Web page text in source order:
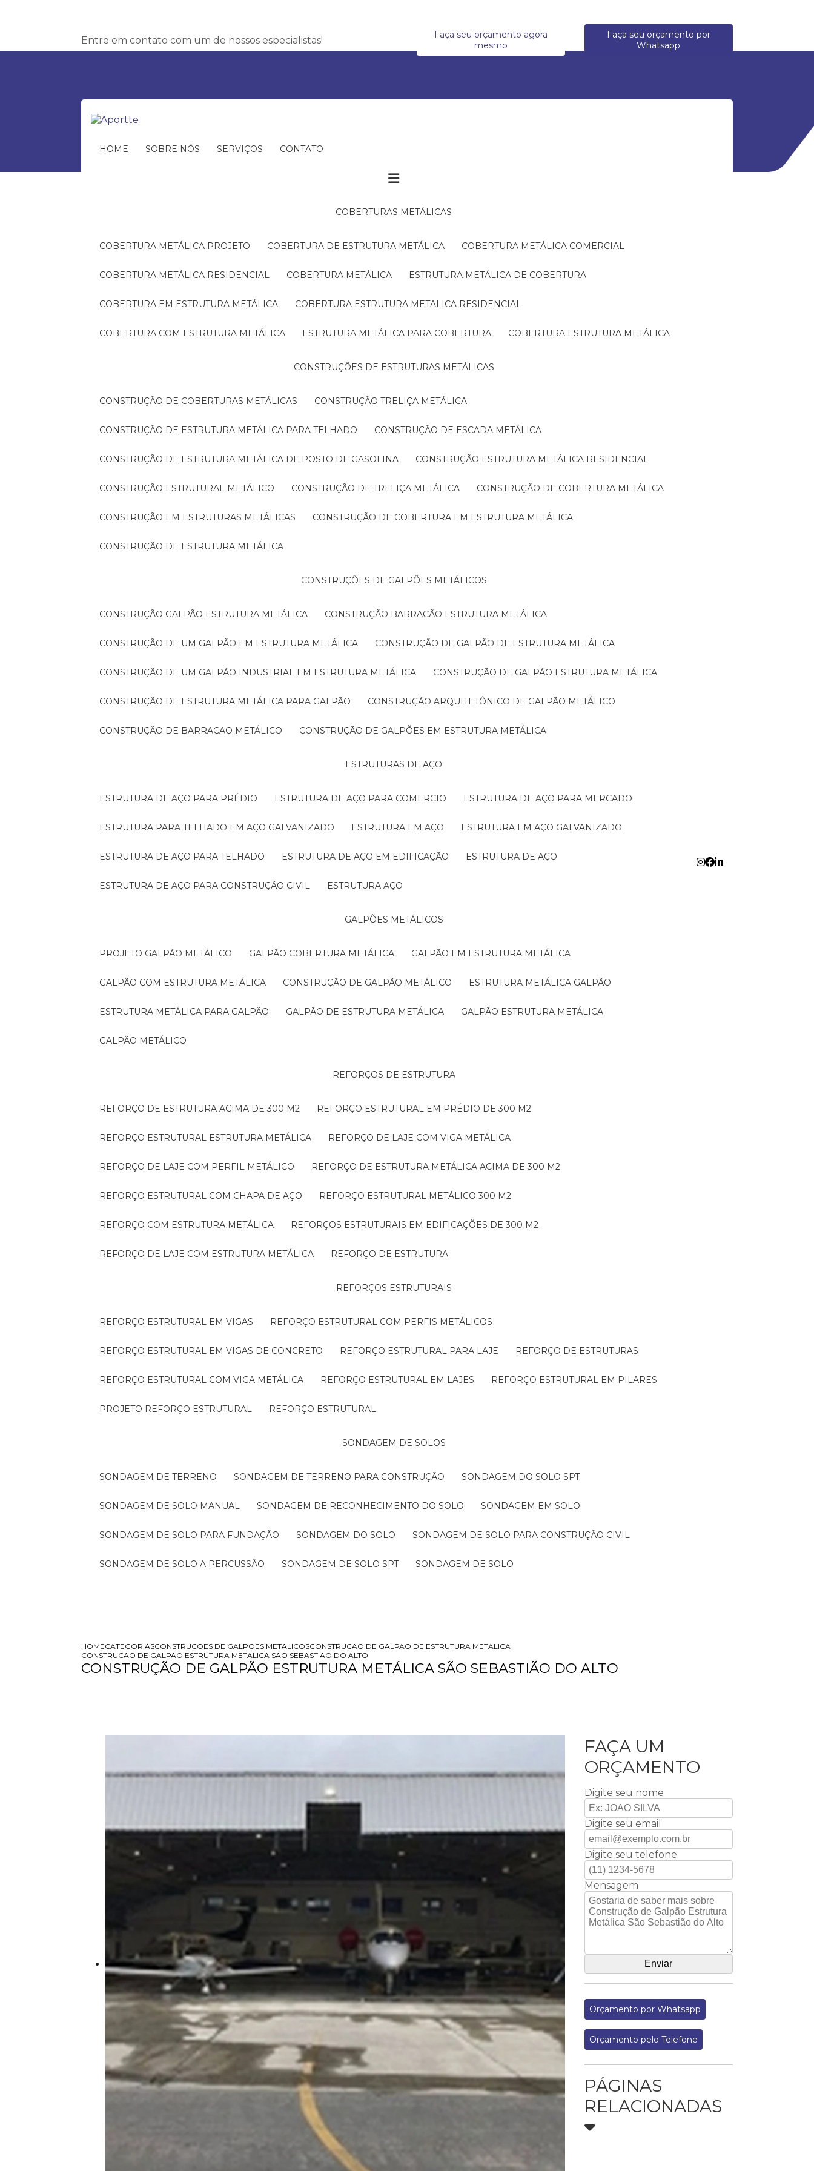
Entre em contato com um de nossos especialistas!
Faça seu orçamento agora
mesmo
Faça seu orçamento por
Whatsapp
HOME SOBRE NÓS SERVIÇOS CONTATO
COBERTURAS METÁLICAS
COBERTURA METÁLICA PROJETO COBERTURA DE ESTRUTURA METÁLICA COBERTURA METÁLICA COMERCIAL
COBERTURA METÁLICA RESIDENCIAL COBERTURA METÁLICA ESTRUTURA METÁLICA DE COBERTURA
COBERTURA EM ESTRUTURA METÁLICA COBERTURA ESTRUTURA METALICA RESIDENCIAL
COBERTURA COM ESTRUTURA METÁLICA ESTRUTURA METÁLICA PARA COBERTURA COBERTURA ESTRUTURA METÁLICA
CONSTRUÇÕES DE ESTRUTURAS METÁLICAS
CONSTRUÇÃO DE COBERTURAS METÁLICAS CONSTRUÇÃO TRELIÇA METÁLICA
CONSTRUÇÃO DE ESTRUTURA METÁLICA PARA TELHADO CONSTRUÇÃO DE ESCADA METÁLICA
CONSTRUÇÃO DE ESTRUTURA METÁLICA DE POSTO DE GASOLINA CONSTRUÇÃO ESTRUTURA METÁLICA RESIDENCIAL
CONSTRUÇÃO ESTRUTURAL METÁLICO CONSTRUÇÃO DE TRELIÇA METÁLICA CONSTRUÇÃO DE COBERTURA METÁLICA
CONSTRUÇÃO EM ESTRUTURAS METÁLICAS CONSTRUÇÃO DE COBERTURA EM ESTRUTURA METÁLICA
CONSTRUÇÃO DE ESTRUTURA METÁLICA
CONSTRUÇÕES DE GALPÕES METÁLICOS
CONSTRUÇÃO GALPÃO ESTRUTURA METÁLICA CONSTRUÇÃO BARRACÃO ESTRUTURA METÁLICA
CONSTRUÇÃO DE UM GALPÃO EM ESTRUTURA METÁLICA CONSTRUÇÃO DE GALPÃO DE ESTRUTURA METÁLICA
CONSTRUÇÃO DE UM GALPÃO INDUSTRIAL EM ESTRUTURA METÁLICA CONSTRUÇÃO DE GALPÃO ESTRUTURA METÁLICA
CONSTRUÇÃO DE ESTRUTURA METÁLICA PARA GALPÃO CONSTRUÇÃO ARQUITETÔNICO DE GALPÃO METÁLICO
CONSTRUÇÃO DE BARRACAO METÁLICO CONSTRUÇÃO DE GALPÕES EM ESTRUTURA METÁLICA
ESTRUTURAS DE AÇO
ESTRUTURA DE AÇO PARA PRÉDIO ESTRUTURA DE AÇO PARA COMERCIO ESTRUTURA DE AÇO PARA MERCADO
ESTRUTURA PARA TELHADO EM AÇO GALVANIZADO ESTRUTURA EM AÇO ESTRUTURA EM AÇO GALVANIZADO
ESTRUTURA DE AÇO PARA TELHADO ESTRUTURA DE AÇO EM EDIFICAÇÃO ESTRUTURA DE AÇO
ESTRUTURA DE AÇO PARA CONSTRUÇÃO CIVIL ESTRUTURA AÇO
GALPÕES METÁLICOS
PROJETO GALPÃO METÁLICO GALPÃO COBERTURA METÁLICA GALPÃO EM ESTRUTURA METÁLICA
GALPÃO COM ESTRUTURA METÁLICA CONSTRUÇÃO DE GALPÃO METÁLICO ESTRUTURA METÁLICA GALPÃO
ESTRUTURA METÁLICA PARA GALPÃO GALPÃO DE ESTRUTURA METÁLICA GALPÃO ESTRUTURA METÁLICA
GALPÃO METÁLICO
REFORÇOS DE ESTRUTURA
REFORÇO DE ESTRUTURA ACIMA DE 300 M2 REFORÇO ESTRUTURAL EM PRÉDIO DE 300 M2
REFORÇO ESTRUTURAL ESTRUTURA METÁLICA REFORÇO DE LAJE COM VIGA METÁLICA
REFORÇO DE LAJE COM PERFIL METÁLICO REFORÇO DE ESTRUTURA METÁLICA ACIMA DE 300 M2
REFORÇO ESTRUTURAL COM CHAPA DE AÇO REFORÇO ESTRUTURAL METÁLICO 300 M2
REFORÇO COM ESTRUTURA METÁLICA REFORÇOS ESTRUTURAIS EM EDIFICAÇÕES DE 300 M2
REFORÇO DE LAJE COM ESTRUTURA METÁLICA REFORÇO DE ESTRUTURA
REFORÇOS ESTRUTURAIS
REFORÇO ESTRUTURAL EM VIGAS REFORÇO ESTRUTURAL COM PERFIS METÁLICOS
REFORÇO ESTRUTURAL EM VIGAS DE CONCRETO REFORÇO ESTRUTURAL PARA LAJE REFORÇO DE ESTRUTURAS
REFORÇO ESTRUTURAL COM VIGA METÁLICA REFORÇO ESTRUTURAL EM LAJES REFORÇO ESTRUTURAL EM PILARES
PROJETO REFORÇO ESTRUTURAL REFORÇO ESTRUTURAL
SONDAGEM DE SOLOS
SONDAGEM DE TERRENO SONDAGEM DE TERRENO PARA CONSTRUÇÃO SONDAGEM DO SOLO SPT
SONDAGEM DE SOLO MANUAL SONDAGEM DE RECONHECIMENTO DO SOLO SONDAGEM EM SOLO
SONDAGEM DE SOLO PARA FUNDAÇÃO SONDAGEM DO SOLO SONDAGEM DE SOLO PARA CONSTRUÇÃO CIVIL
SONDAGEM DE SOLO A PERCUSSÃO SONDAGEM DE SOLO SPT SONDAGEM DE SOLO
HOMECATEGORIASCONSTRUCOES DE GALPOES METALICOSCONSTRUCAO DE GALPAO DE ESTRUTURA METALICA
CONSTRUCAO DE GALPAO ESTRUTURA METALICA SAO SEBASTIAO DO ALTO
CONSTRUÇÃO DE GALPÃO ESTRUTURA METÁLICA SÃO SEBASTIÃO DO ALTO
FAÇA UM
ORÇAMENTO
Digite seu nome
Digite seu email
Digite seu telefone
Mensagem
Orçamento por Whatsapp
Orçamento pelo Telefone
PÁGINAS
RELACIONADAS